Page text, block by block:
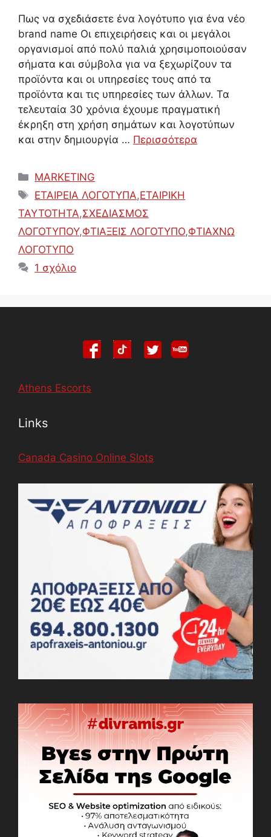
Πως να σχεδιάσετε ένα λογότυπο για ένα νέο
brand name Οι επιχειρήσεις και οι μεγάλοι
οργανισμοί από πολύ παλιά χρησιμοποιούσαν
σήματα και σύμβολα για να ξεχωρίζουν τα
προϊόντα και οι υπηρεσίες τους από τα
προϊόντα και τις υπηρεσίες των άλλων. Τα
τελευταία 30 χρόνια έχουμε πραγματική
έκρηξη στη χρήση σημάτων και λογοτύπων
και στην δημιουργία … Περισσότερα
Κατηγορίες
MARKETING
Ετικέτες
ΕΤΑΙΡΕΙΑ ΛΟΓΟΤΥΠΑ,ΕΤΑΙΡΙΚΗ
ΤΑΥΤΟΤΗΤΑ,ΣΧΕΔΙΑΣΜΟΣ
ΛΟΓΟΤΥΠΟΥ,ΦΤΙΑΞΕΙΣ ΛΟΓΟΤΥΠΟ,ΦΤΙΑΧΝΩ
ΛΟΓΟΤΥΠΟ
1 σχόλιο
Athens Escorts
Links
Canada Casino Online Slots